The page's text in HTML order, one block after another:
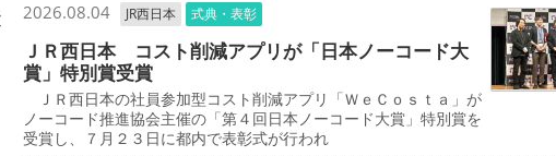
2026.08.04 JR西日本 式典・表彰
ＪＲ西日本 コスト削減アプリが「日本ノーコード大
賞」特別賞受賞
ＪＲ西日本の社員参加型コスト削減アプリ「ＷｅＣｏｓｔａ」が
ノーコード推進協会主催の「第４回日本ノーコード大賞」特別賞を
受賞し、７月２３日に都内で表彰式が行われ